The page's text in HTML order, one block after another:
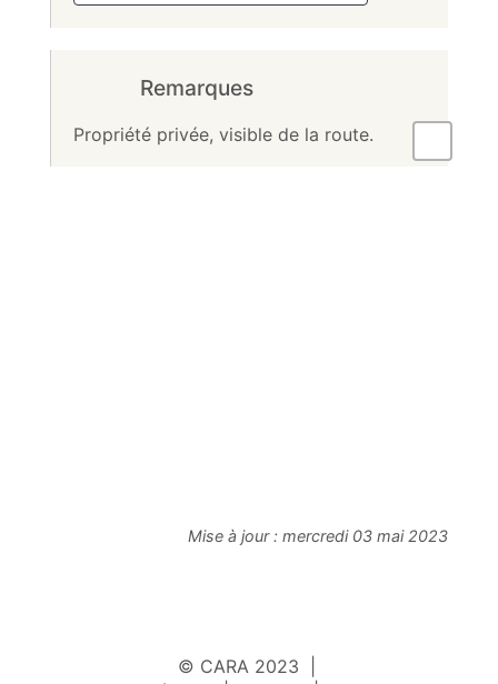
Remarques
Propriété privée, visible de la route.
Mise à jour : mercredi 03 mai 2023
© CARA 2023 |